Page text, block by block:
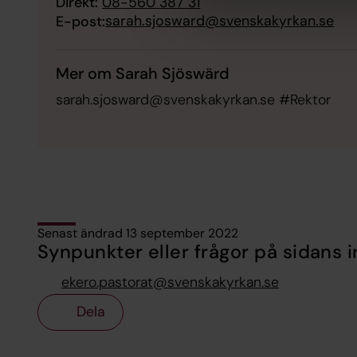
E-post:sarah.sjosward@svenskakyrkan.se
Mer om Sarah Sjöswärd
sarah.sjosward@svenskakyrkan.se #Rektor
Senast ändrad 13 september 2022
Synpunkter eller frågor på sidans
ekero.pastorat@svenskakyrkan.se
Dela